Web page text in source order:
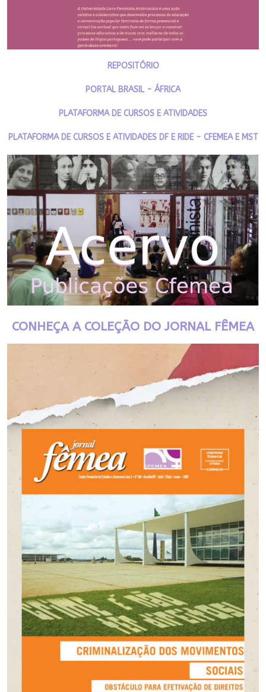
REPOSITÓRIO
PORTAL BRASIL - ÁFRICA
PLATAFORMA DE CURSOS E ATIVIDADES
PLATAFORMA DE CURSOS E ATIVIDADES DF E RIDE - CFEMEA E MST
CONHEÇA A COLEÇÃO DO JORNAL FÊMEA